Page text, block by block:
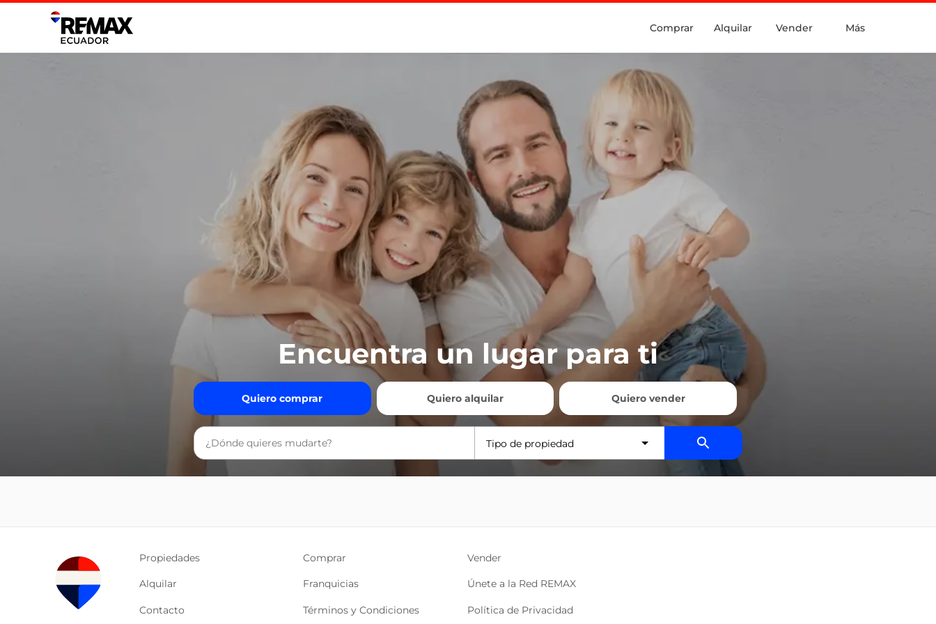
Comprar Alquilar Vender Más
Encuentra un lugar para ti
Quiero comprar Quiero alquilar Quiero vender
Tipo de propiedad
Propiedades Comprar Vender
Alquilar Franquicias Únete a la Red REMAX
Contacto Términos y Condiciones Política de Privacidad